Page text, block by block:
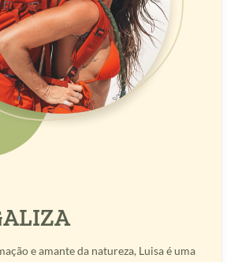
e amante da natureza, Luisa é uma